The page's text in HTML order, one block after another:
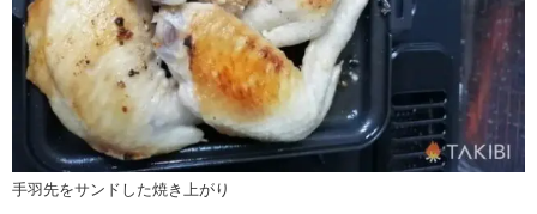
手羽先をサンドした焼き上がり